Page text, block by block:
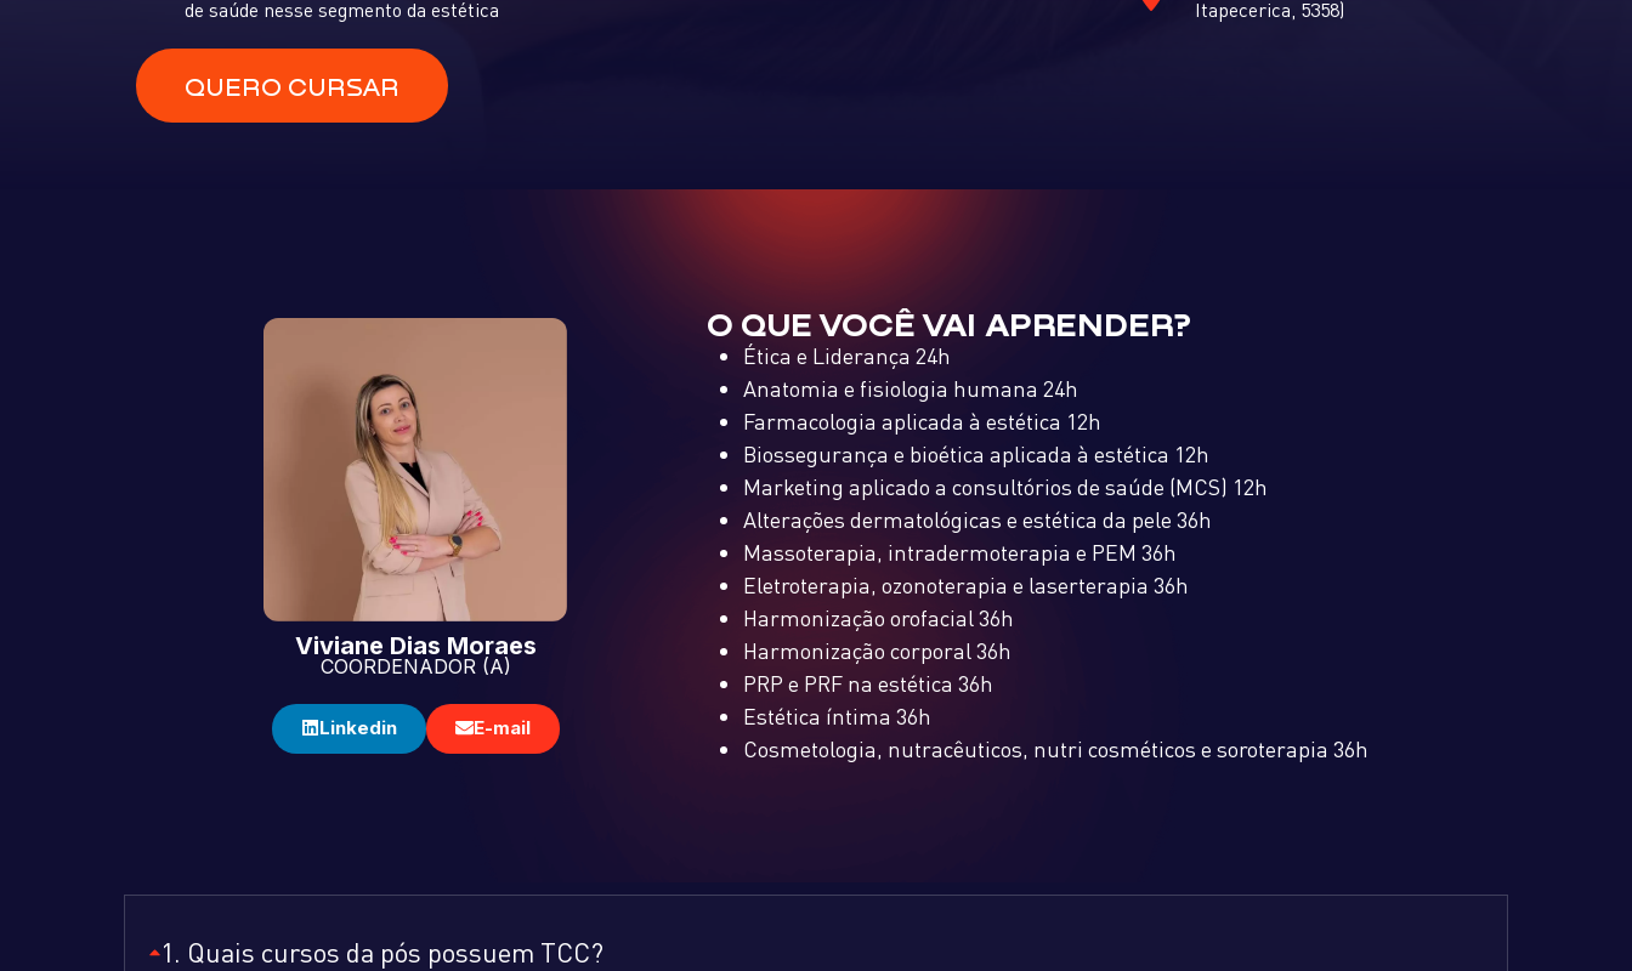
de saúde nesse segmento da estética
QUERO CURSAR
Itapecerica, 5358)
Viviane Dias Moraes
COORDENADOR (A)
Linkedin E-mail
O QUE VOCÊ VAI APRENDER?
Ética e Liderança 24h
Anatomia e fisiologia humana 24h
Farmacologia aplicada à estética 12h
Biossegurança e bioética aplicada à estética 12h
Marketing aplicado a consultórios de saúde (MCS) 12h
Alterações dermatológicas e estética da pele 36h
Massoterapia, intradermoterapia e PEM 36h
Eletroterapia, ozonoterapia e laserterapia 36h
Harmonização orofacial 36h
Harmonização corporal 36h
PRP e PRF na estética 36h
Estética íntima 36h
Cosmetologia, nutracêuticos, nutri cosméticos e soroterapia 36h
1. Quais cursos da pós possuem TCC?